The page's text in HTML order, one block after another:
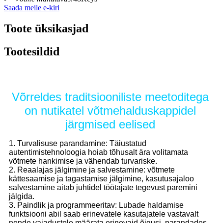
Saada meile e-kiri
Toote üksikasjad
Tootesildid
Võrreldes traditsiooniliste meetoditega
on nutikatel võtmehalduskappidel
järgmised eelised
1. Turvalisuse parandamine: Täiustatud
autentimistehnoloogia hoiab tõhusalt ära volitamata
võtmete hankimise ja vähendab turvariske.
2. Reaalajas jälgimine ja salvestamine: võtmete
kättesaamise ja tagastamise jälgimine, kasutusajaloo
salvestamine aitab juhtidel töötajate tegevust paremini
jälgida.
3. Paindlik ja programmeeritav: Lubade haldamise
funktsiooni abil saab erinevatele kasutajatele vastavalt